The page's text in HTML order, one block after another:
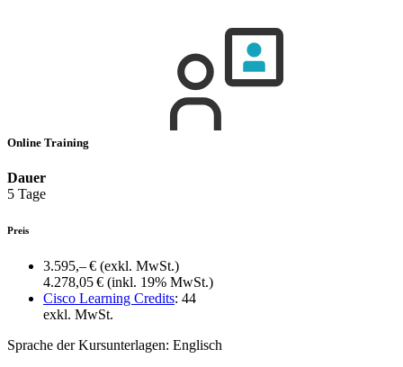
Online Training
Dauer
5 Tage
Preis
3.595,– € (exkl. MwSt.)
4.278,05 € (inkl. 19% MwSt.)
Cisco Learning Credits: 44
exkl. MwSt.
Sprache der Kursunterlagen: Englisch